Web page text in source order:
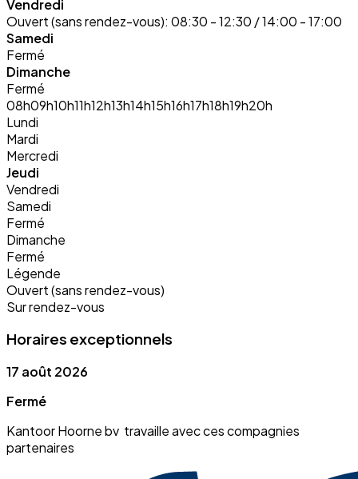
Vendredi
Ouvert (sans rendez-vous): 08:30 - 12:30 / 14:00 - 17:00
Samedi
Fermé
Dimanche
Fermé
08h09h10h11h12h13h14h15h16h17h18h19h20h
Lundi
Mardi
Mercredi
Jeudi
Vendredi
Samedi
Fermé
Dimanche
Fermé
Légende
Ouvert (sans rendez-vous)
Sur rendez-vous
Horaires exceptionnels
17 août 2026
Fermé
Kantoor Hoorne bv travaille avec ces compagnies
partenaires